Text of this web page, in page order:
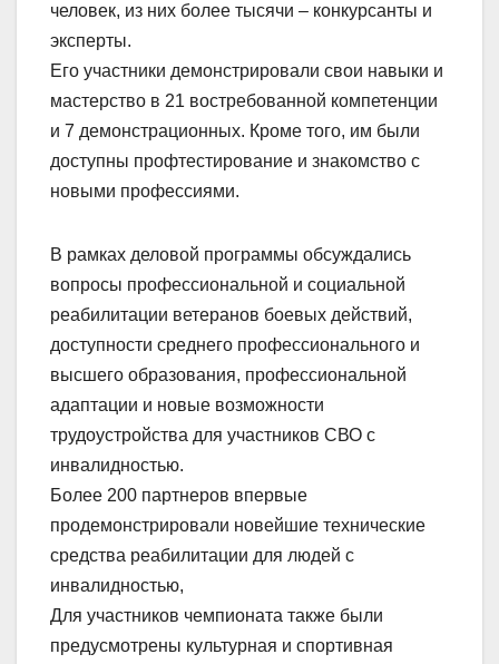
человек, из них более тысячи – конкурсанты и
эксперты.
Его участники демонстрировали свои навыки и
мастерство в 21 востребованной компетенции
и 7 демонстрационных. Кроме того, им были
доступны профтестирование и знакомство с
новыми профессиями.
В рамках деловой программы обсуждались
вопросы профессиональной и социальной
реабилитации ветеранов боевых действий,
доступности среднего профессионального и
высшего образования, профессиональной
адаптации и новые возможности
трудоустройства для участников СВО с
инвалидностью.
Более 200 партнеров впервые
продемонстрировали новейшие технические
средства реабилитации для людей с
инвалидностью,
Для участников чемпионата также были
предусмотрены культурная и спортивная